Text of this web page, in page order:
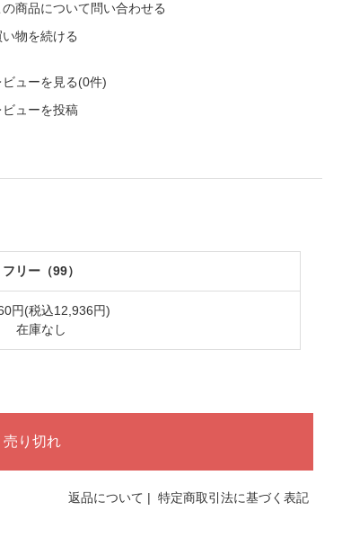
の商品について問い合わせる
い物を続ける
ビューを見る(0件)
ビューを投稿
フリー（99）
円(税込12,936円)
在庫なし
返品について | 特定商取引法に基づく表記